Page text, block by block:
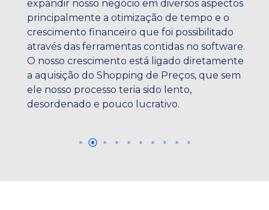
expandir nosso negócio em diversos aspectos
principalmente a otimização de tempo e o
crescimento financeiro que foi possibilitado
através das ferramentas contidas no software.
O nosso crescimento está ligado diretamente
a aquisição do Shopping de Preços, que sem
ele nosso processo teria sido lento,
desordenado e pouco lucrativo.